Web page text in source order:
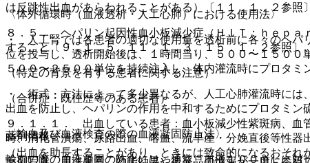
は反跳性出血があらわれることがある）〔１１．１．２参照
８．５． ヘパリン起因性血小板減少症（ＨＩＴ：ｈｅｐ
すること〔９．１．５、１１．１．３、１５．１．２参照〕
（特定の背景を有する患者に関する注意）
（合併症・既往歴等のある患者）
９．１．１． 出血している患者：血小板減少性紫斑病、血
時、消化管潰瘍、尿路出血、喀血、流早産・分娩直後等性
（出血を助長することがあり、ときには致命的になるおそれ
〈体外循環時（血液透析・人工心肺）における使用法〉
・ 人工腎では各患者の適切な使用量を透析前に各々のヘパ
位を投与し、透析開始後は、１時間当り、５００〜１５０
５００〜２５００単位を持続注入し、体内灌流時にプロタミ
・ 術式・方法によって多少異なるが、人工心肺灌流時には
出血を防止し、ヘパリンの作用を中和するためにプロタミン
〈輸血及び血液検査の際の血液凝固防止法〉
輸血の際の血液凝固の防止には、通常、血液１００ｍＬに対
薬剤情報